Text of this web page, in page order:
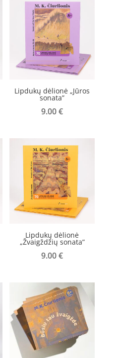
Lipdukų dėlionė „Jūros
sonata”
9.00€
Lipdukų dėlionė
„Žvaigždžių sonata”
9.00€